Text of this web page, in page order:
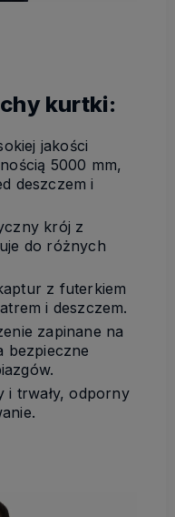
kurtki:
jakości
5000 mm,
deszczem i
krój z
do różnych
z futerkiem
i deszczem.
zapinane na
bezpieczne
i trwały, odporny